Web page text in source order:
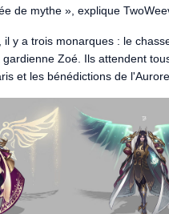
de mythe », explique
y a trois monarques : le
Zoé. Ils attendent
et les bénédictions de l'Aurore.